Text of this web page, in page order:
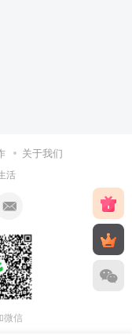
关于我们
活
微信